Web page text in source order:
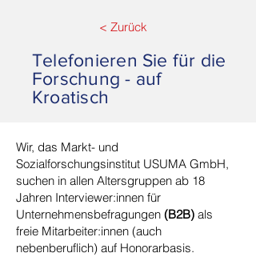
< Zurück
Telefonieren Sie für die
Forschung - auf
Kroatisch
Wir, das Markt- und
Sozialforschungsinstitut USUMA GmbH,
suchen in allen Altersgruppen ab 18
Jahren Interviewer:innen für
Unternehmensbefragungen (B2B) als
freie Mitarbeiter:innen (auch
nebenberuflich) auf Honorarbasis.